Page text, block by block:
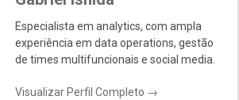
Especialista em analytics, com ampla
experiência em data operations, gestão
de times multifuncionais e social media.
Visualizar Perfil Completo →